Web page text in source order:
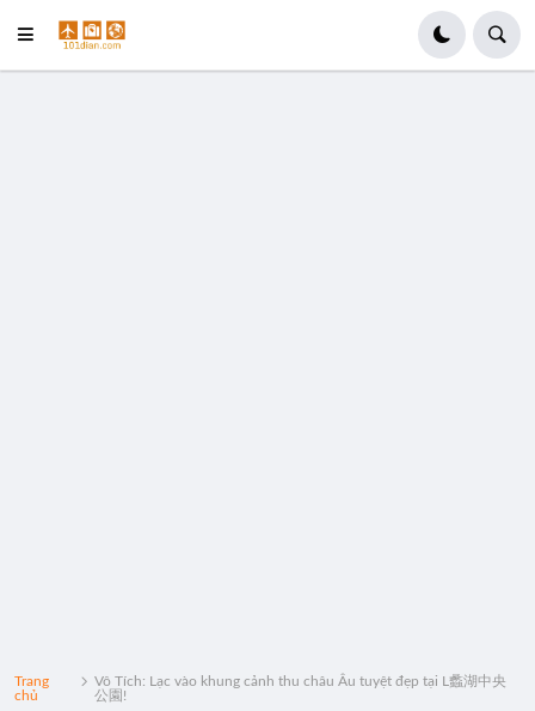
Trang
chủ
Vô Tích: Lạc vào khung cảnh thu châu Âu tuyệt đẹp tại L蠡湖中央
公園!